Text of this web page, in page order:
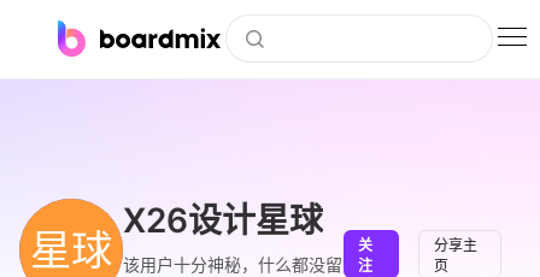
下载
会员
星球
X26设计星球
该用户十分神秘，什么都没留
关
注
分享主
页